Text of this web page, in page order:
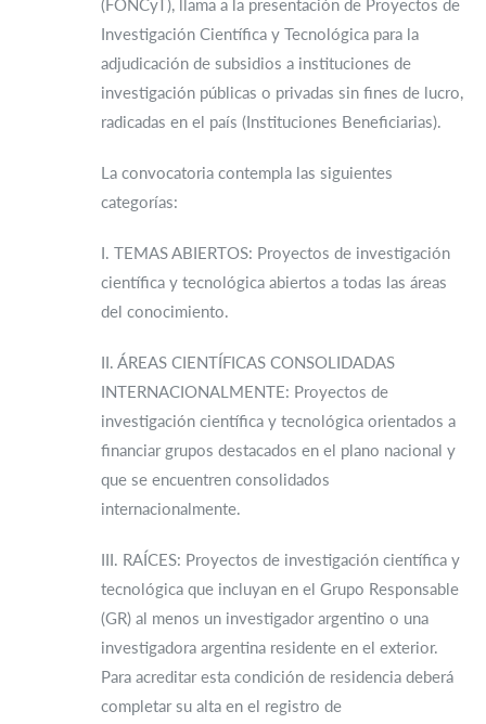
(FONCyT), llama a la presentación de Proyectos de
Investigación Científica y Tecnológica para la
adjudicación de subsidios a instituciones de
investigación públicas o privadas sin fines de lucro,
radicadas en el país (Instituciones Beneficiarias).
La convocatoria contempla las siguientes
categorías:
I. TEMAS ABIERTOS: Proyectos de investigación
científica y tecnológica abiertos a todas las áreas
del conocimiento.
II. ÁREAS CIENTÍFICAS CONSOLIDADAS
INTERNACIONALMENTE: Proyectos de
investigación científica y tecnológica orientados a
financiar grupos destacados en el plano nacional y
que se encuentren consolidados
internacionalmente.
III. RAÍCES: Proyectos de investigación científica y
tecnológica que incluyan en el Grupo Responsable
(GR) al menos un investigador argentino o una
investigadora argentina residente en el exterior.
Para acreditar esta condición de residencia deberá
completar su alta en el registro de